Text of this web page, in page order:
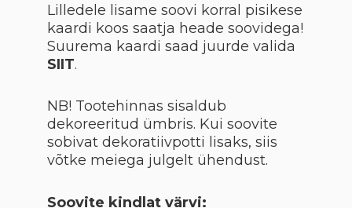
Lilledele lisame soovi korral pisikese
kaardi koos saatja heade soovidega!
Suurema kaardi saad juurde valida
SIIT.
NB! Tootehinnas sisaldub
dekoreeritud ümbris. Kui soovite
sobivat dekoratiivpotti lisaks, siis
võtke meiega julgelt ühendust.
Soovite kindlat värvi: